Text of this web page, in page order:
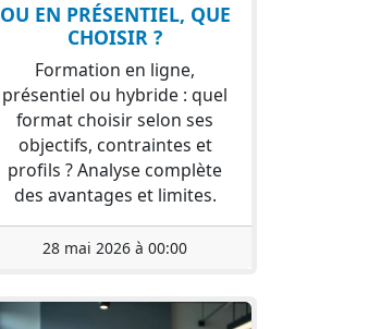
OU EN PRÉSENTIEL, QUE
CHOISIR ?
Formation en ligne,
présentiel ou hybride : quel
format choisir selon ses
objectifs, contraintes et
profils ? Analyse complète
des avantages et limites.
28 mai 2026 à 00:00